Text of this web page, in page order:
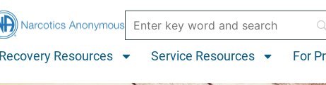
Recovery Resources Service Resources For